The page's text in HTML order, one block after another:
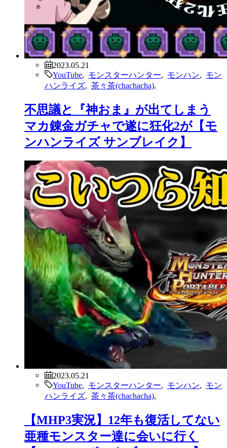
2023.05.21
YouTube
モンスターハンター モンハン
モン
ハンライズ
茶々茶(chachacha)
不思議と『神おま』が出てしまう
マカ錬金ガチャで遂に狂化2が【モ
ンハンライズ サンブレイク】
2023.05.21
YouTube
モンスターハンター モンハン
モン
ハンライズ
茶々茶(chachacha)
【MHP3実況】12年も復活してない
亜種モンスター達に会いに行く